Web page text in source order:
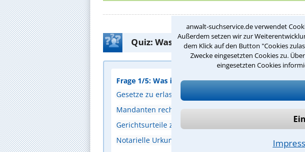
anwalt-suchservice.de verwendet
Außerdem setzen wir zur
dem Klick auf den Button "Cookies
Zwecke eingesetzten Cookies zu.
eingesetzten Cookies
Quiz: Was weißt Du über Rechtsanwälte?
Frage 1/5: Was ist eine zentrale Aufgabe eines
Gesetze zu erlassen
Mandanten rechtlich zu beraten und zu vertreten
Gerichtsurteile zu vollstrecken
Notarielle Urkunden zu beurkunden